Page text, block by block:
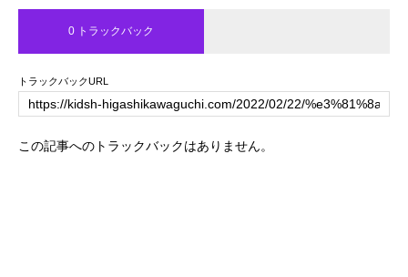
0 トラックバック
トラックバックURL
この記事へのトラックバックはありません。